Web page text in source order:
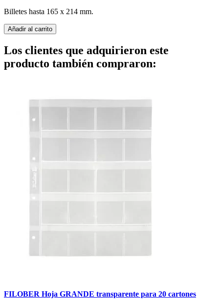
Billetes hasta 165 x 214 mm.
Añadir al carrito
Los clientes que adquirieron este
producto también compraron:
FILOBER Hoja GRANDE transparente para 20 cartones